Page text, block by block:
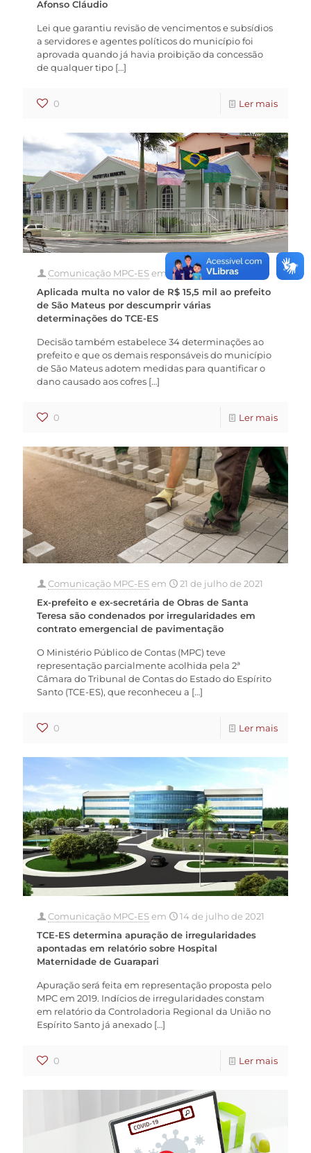
Afonso Cláudio
Lei que garantiu revisão de vencimentos e subsídios
a servidores e agentes políticos do município foi
aprovada quando já havia proibição da concessão
de qualquer tipo […]
0 Ler mais
Comunicação MPC-ESem
30 de julho de 2021
Aplicada multa no valor de R$ 15,5 mil ao prefeito
de São Mateus por descumprir várias
determinações do TCE-ES
Decisão também estabelece 34 determinações ao
prefeito e que os demais responsáveis do município
de São Mateus adotem medidas para quantificar o
dano causado aos cofres […]
0 Ler mais
Comunicação MPC-ESem
21 de julho de 2021
Ex-prefeito e ex-secretária de Obras de Santa
Teresa são condenados por irregularidades em
contrato emergencial de pavimentação
O Ministério Público de Contas (MPC) teve
representação parcialmente acolhida pela 2ª
Câmara do Tribunal de Contas do Estado do Espírito
Santo (TCE-ES), que reconheceu a […]
0 Ler mais
Comunicação MPC-ESem
14 de julho de 2021
TCE-ES determina apuração de irregularidades
apontadas em relatório sobre Hospital
Maternidade de Guarapari
Apuração será feita em representação proposta pelo
MPC em 2019. Indícios de irregularidades constam
em relatório da Controladoria Regional da União no
Espírito Santo já anexado […]
0 Ler mais